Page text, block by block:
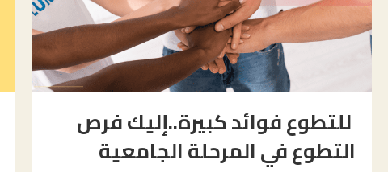
للتطوع فوائد كبيرة..إليك فرص
التطوع في المرحلة الجامعية